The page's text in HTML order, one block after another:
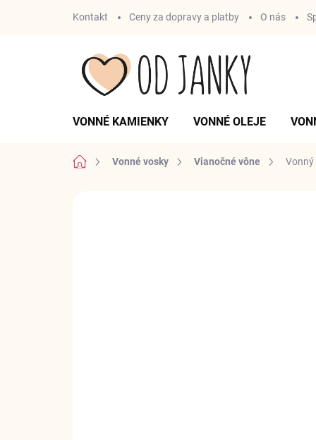
Kontakt Ceny za dopravy a platby O nás
VONNÉ KAMIENKY VONNÉ OLEJE
DomovVonné vosky Vianočné vône Vonný